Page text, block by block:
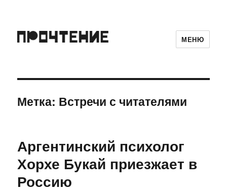
МЕНЮ
Метка: Встречи с читателями
Аргентинский психолог
Хорхе Букай приезжает в
Россию